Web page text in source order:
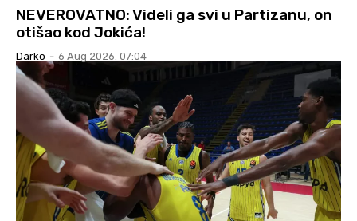
NEVEROVATNO: Videli ga svi u Partizanu, on
otišao kod Jokića!
Darko - 6 Aug 2026. 07:04